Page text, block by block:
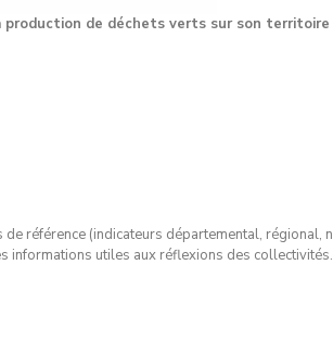
production de déchets verts sur son territoire
référence (indicateurs départemental, régional,
informations utiles aux réflexions des collectivités.